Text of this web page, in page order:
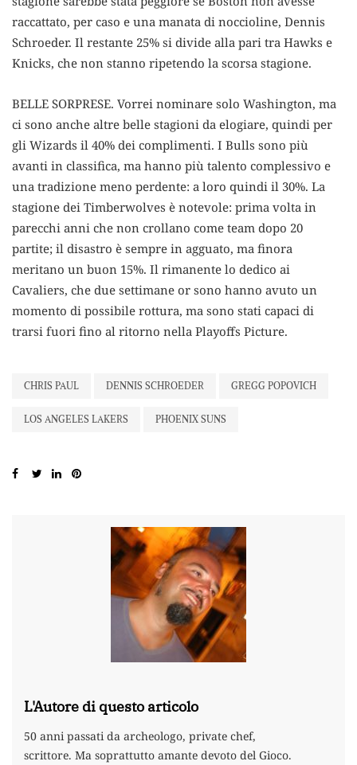
raccattato, per caso e una manata di noccioline, Dennis
Schroeder. Il restante 25% si divide alla pari tra Hawks e
Knicks, che non stanno ripetendo la scorsa stagione.
BELLE SORPRESE. Vorrei nominare solo Washington, ma
ci sono anche altre belle stagioni da elogiare, quindi per
gli Wizards il 40% dei complimenti. I Bulls sono più
avanti in classifica, ma hanno più talento complessivo e
una tradizione meno perdente: a loro quindi il 30%. La
stagione dei Timberwolves è notevole: prima volta in
parecchi anni che non crollano come team dopo 20
partite; il disastro è sempre in agguato, ma finora
meritano un buon 15%. Il rimanente lo dedico ai
Cavaliers, che due settimane or sono hanno avuto un
momento di possibile rottura, ma sono stati capaci di
trarsi fuori fino al ritorno nella Playoffs Picture.
CHRIS PAUL DENNIS SCHROEDER GREGG POPOVICH
LOS ANGELES LAKERS PHOENIX SUNS
L'Autore di questo articolo
50 anni passati da archeologo, private chef,
scrittore. Ma soprattutto amante devoto del Gioco.